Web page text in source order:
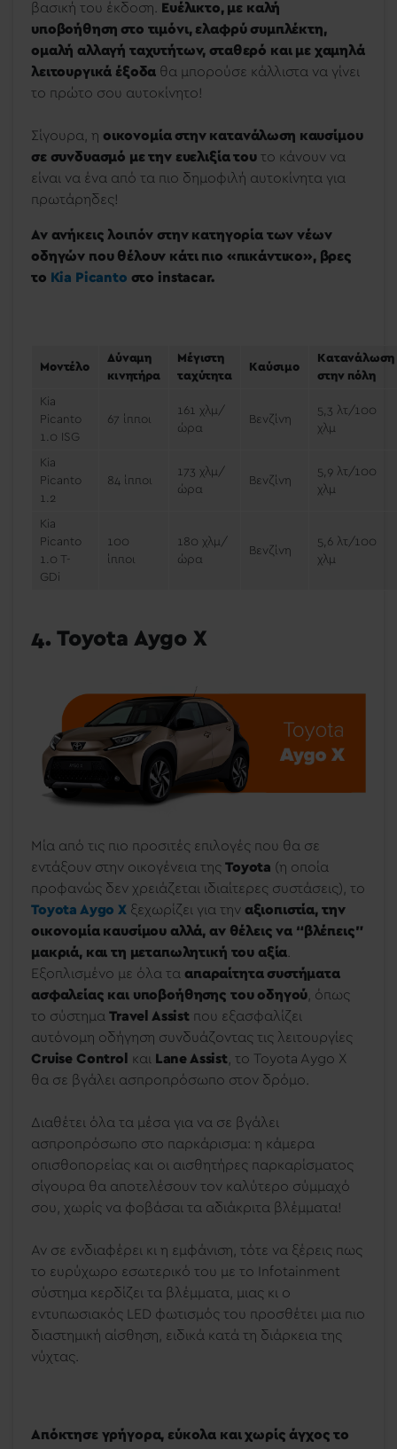
βασική του έκδοση. Ευέλικτο, με καλή
υποβοήθηση στο τιμόνι, ελαφρύ συμπλέκτη,
ομαλή αλλαγή ταχυτήτων, σταθερό και με χαμηλά
λειτουργικά έξοδα θα μπορούσε κάλλιστα να γίνει
το πρώτο σου αυτοκίνητο!
Σίγουρα, η οικονομία στην κατανάλωση καυσίμου
σε συνδυασμό με την ευελιξία τουτο κάνουν να
είναι να ένα από τα πιο δημοφιλή αυτοκίνητα για
πρωτάρηδες!
Αν ανήκεις λοιπόν στην κατηγορία των νέων
οδηγών που θέλουν κάτι πιο «πικάντικο», βρες
το Kia Picanto στο instacar.
Μοντέλο
Δύναμη
κινητήρα
Μέγιστη
ταχύτητα
Καύσιμο
Κατανάλωση
στην πόλη
Kia
Picanto
1.0 ISG
67 ίπποι
161 χλμ/
ώρα
Βενζίνη
5,3 λτ/100
χλμ
Κia
Picanto
1.2
84 ίπποι
173 χλμ/
ώρα
Βενζίνη
5,9 λτ/100
χλμ
Kia
Picanto
1.0 T-
GDi
100
ίπποι
180 χλμ/
ώρα
Βενζίνη
5,6 λτ/100
χλμ
4. Toyota Aygo X
Μία από τις πιο προσιτές επιλογές που θα σε
εντάξουν στην οικογένεια της Toyota (η οποία
προφανώς δεν χρειάζεται ιδιαίτερες συστάσεις), το
Toyota Aygo X ξεχωρίζει για την αξιοπιστία, την
οικονομία καυσίμου αλλά, αν θέλεις να “βλέπεις”
μακριά, και τη μεταπωλητική του αξία
Εξοπλισμένο με όλα τα απαραίτητα συστήματα
ασφαλείας και υποβοήθησης του οδηγού , όπως
το σύστημα Travel Assistπου εξασφαλίζει
αυτόνομη οδήγηση συνδυάζοντας τις λειτουργίες
Cruise Control
και Lane Assist , το Toyota Aygo X
θα σε βγάλει ασπροπρόσωπο στον δρόμο.
Διαθέτει όλα τα μέσα για να σε βγάλει
ασπροπρόσωπο στο παρκάρισμα: η κάμερα
οπισθοπορείας και οι αισθητήρες παρκαρίσματος
σίγουρα θα αποτελέσουν τον καλύτερο σύμμαχό
σου, χωρίς να φοβάσαι τα αδιάκριτα βλέμματα!
Αν σε ενδιαφέρει κι η εμφάνιση, τότε να ξέρεις πως
το ευρύχωρο εσωτερικό του με το Infotainment
σύστημα κερδίζει τα βλέμματα, μιας κι ο
εντυπωσιακός LED φωτισμός του προσθέτει μια πιο
διαστημική αίσθηση, ειδικά κατά τη διάρκεια της
νύχτας.
Απόκτησε γρήγορα, εύκολα και χωρίς άγχος το